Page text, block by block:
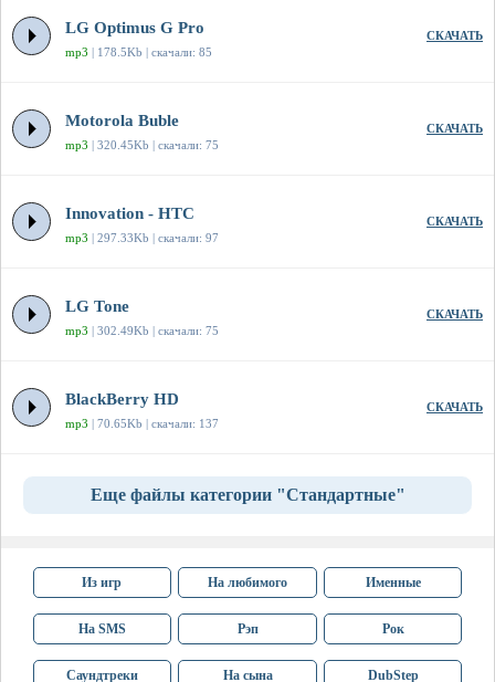
LG Optimus G Pro
mp3 | 178.5Kb | скачали: 85
СКАЧАТЬ
Motorola Buble
mp3 | 320.45Kb | скачали: 75
СКАЧАТЬ
Innovation - HTC
mp3 | 297.33Kb | скачали: 97
СКАЧАТЬ
LG Tone
mp3 | 302.49Kb | скачали: 75
СКАЧАТЬ
BlackBerry HD
mp3 | 70.65Kb | скачали: 137
СКАЧАТЬ
Еще файлы категории "Стандартные"
Из игр На любимого Именные
На SMS Рэп Рок
Саундтреки На сына DubStep